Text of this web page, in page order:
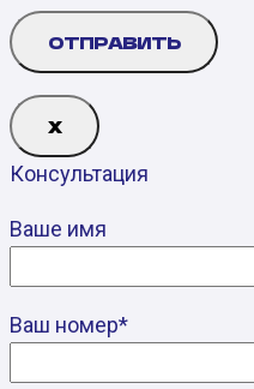
Х
Консультация
Ваше имя
Ваш номер*